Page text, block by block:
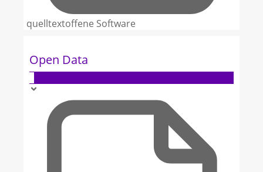
quelltextoffene Software
Open Data